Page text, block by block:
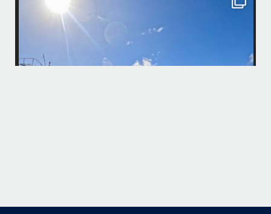
最近は、連日クルーザーチャーターのご利用が続いていて梅雨明け後の
パーフェクトな海でバナナボートに船上BBQ、シュノーケリングとお楽
しみ頂いております
何ヶ月も前からやり取りさせて頂き温めていたご予約でしたので、お天